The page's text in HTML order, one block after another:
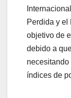
Perdida y el
objetivo de
debido a
índices de